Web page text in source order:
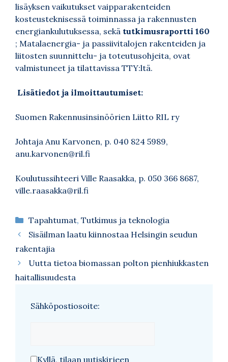
lisäyksen vaikutukset vaipparakenteiden
kosteusteknisessä toiminnassa ja rakennusten
energiankulutuksessa, sekä tutkimusraportti 160
; Matalaenergia- ja passiivitalojen rakenteiden ja
liitosten suunnittelu- ja toteutusohjeita, ovat
valmistuneet ja tilattavissa TTY:ltä.
Lisätiedot ja ilmoittautumiset:
Suomen Rakennusinsinöörien Liitto RIL ry
Johtaja Anu Karvonen, p. 040 824 5989,
anu.karvonen@ril.fi
Koulutussihteeri Ville Raasakka, p. 050 366 8687,
ville.raasakka@ril.fi
Kategoriat
Tapahtumat, Tutkimus ja teknologia
Sisäilman laatu kiinnostaa Helsingin seudun
rakentajia
Uutta tietoa biomassan polton pienhiukkasten
haitallisuudesta
Sähköpostiosoite:
Kyllä, tilaan uutiskirjeen